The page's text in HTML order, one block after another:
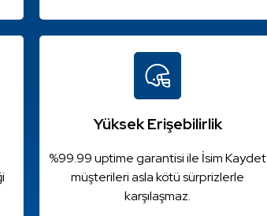
Yüksek Erişebilirlik
%99.99 uptime garantisi ile İsim Kaydet
müşterileri asla kötü sürprizlerle
karşılaşmaz.